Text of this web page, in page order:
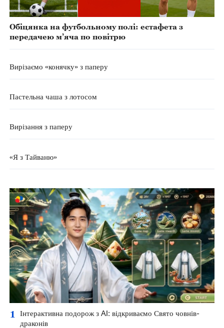
Обіцянка на футбольному полі: естафета з
передачею м’яча по повітрю
Вирізаємо «конячку» з паперу
Пастельна чаша з лотосом
Вирізання з паперу
«Я з Тайваню»
1
Інтерактивна подорож з AI: відкриваємо Свято човнів-
драконів